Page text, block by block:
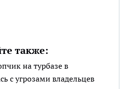
также:
на турбазе в
с угрозами владельцев